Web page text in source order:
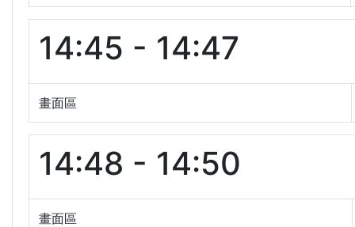
14:45 - 14:47
畫面區
14:48 - 14:50
畫面區